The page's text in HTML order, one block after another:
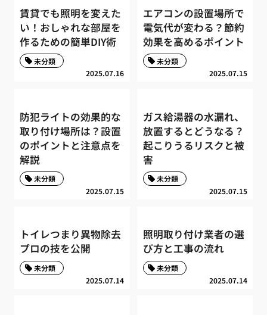
賃貸でも照明を変えた
い！おしゃれな部屋を
作るための簡単DIY術
2025.07.16
未分類
エアコンの設置場所で
電気代が変わる？節約
効果を高めるポイント
2025.07.15
未分類
防犯ライトの効果的な
取り付け場所は？設置
のポイントと注意点を
解説
2025.07.15
未分類
ガス給湯器の水漏れ、
放置するとどうなる？
起こりうるリスクと被
害
2025.07.15
未分類
トイレつまり異物除去
プロの技を公開
2025.07.14
未分類
照明取り付け業者の選
び方と工事の流れ
2025.07.14
未分類